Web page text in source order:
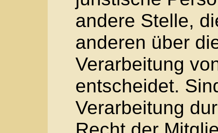
sich bei ihr um
Behörden, die im
oder dem Recht
möglicherweise
erhalten, gelten